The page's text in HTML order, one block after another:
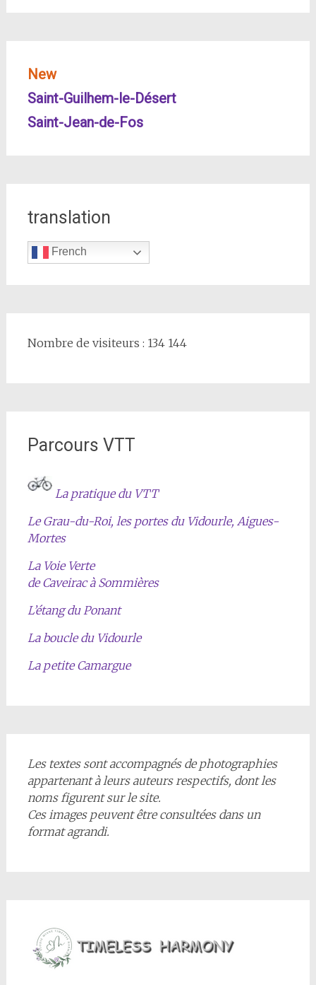
New
Saint-Guilhem-le-Désert
Saint-Jean-de-Fos
translation
French
Nombre de visiteurs : 134 144
Parcours VTT
La pratique du VTT
Le Grau-du-Roi, les portes du Vidourle, Aigues-
Mortes
La Voie Verte
de Caveirac à Sommières
L’étang du Ponant
La boucle du Vidourle
La petite Camargue
Les textes sont accompagnés de photographies
appartenant à leurs auteurs respectifs, dont les
noms figurent sur le site.
Ces images peuvent être consultées dans un
format agrandi.